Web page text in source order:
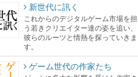
新世代に訊く
これからのデジタルゲーム市場を担
う若きクリエイター達の姿を追い、
彼らのルーツと情熱を探っていきま
す。
ゲーム世代の作家たち